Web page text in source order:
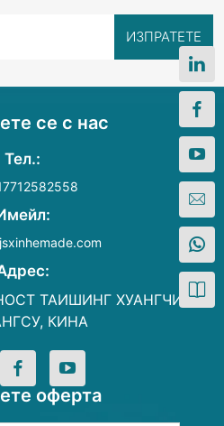
се с нас
Тел.:
ТАИШИНГ ХУАНГЧИАО,
КИНА
оферта